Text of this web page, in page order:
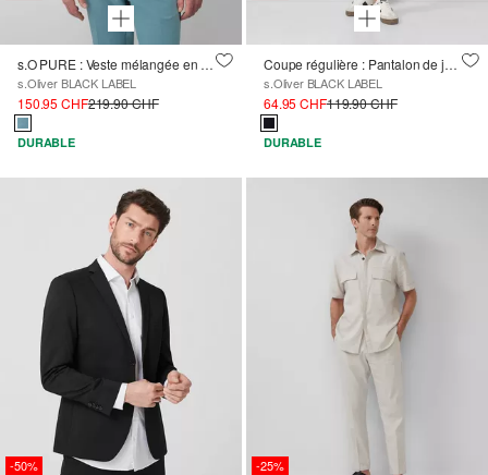
s.O PURE : Veste mélangée en sergé extensible, coupe cintrée
s.Oliver BLACK LABEL
150.95 CHF219.90 CHF
DURABLE
Coupe régulière : Pantalon de jogging en tissu extensible
s.Oliver BLACK LABEL
64.95 CHF119.90 CHF
DURABLE
-50% -25%